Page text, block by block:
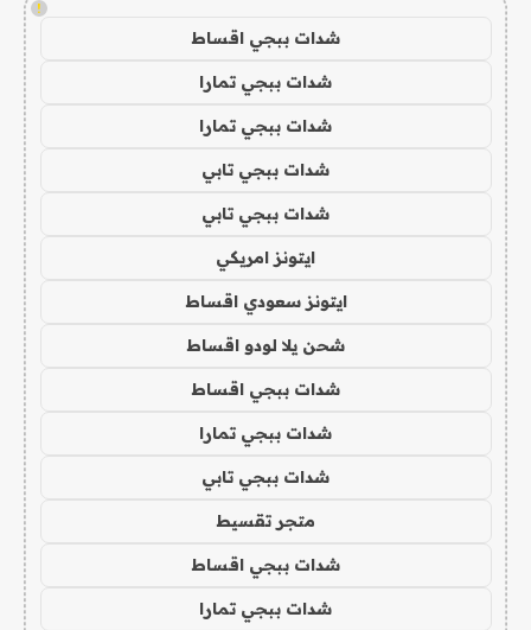
!
شدات ببجي اقساط
شدات ببجي تمارا
شدات ببجي تمارا
شدات ببجي تابي
شدات ببجي تابي
ايتونز امريكي
ايتونز سعودي اقساط
شحن يلا لودو اقساط
شدات ببجي اقساط
شدات ببجي تمارا
شدات ببجي تابي
متجر تقسيط
شدات ببجي اقساط
شدات ببجي تمارا